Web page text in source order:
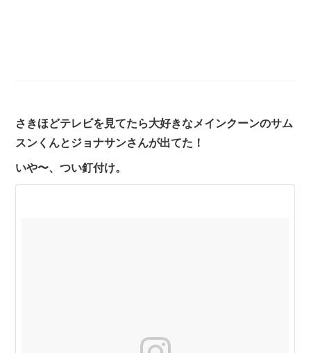
さきほどテレビを見てたら大好きなメインクーンのサム
スンくんとジョナサンさんが出てた！
いや〜、つい釘付け。